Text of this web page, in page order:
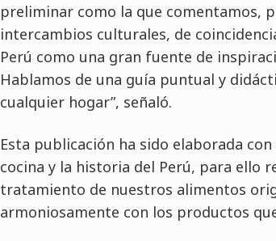
preliminar como la que comentamos,
intercambios culturales, de
Perú como una gran fuente de
Hablamos de una guía puntual y
cualquier hogar”, señaló.
Esta publicación ha sido elaborada
cocina y la historia del Perú, para ello
tratamiento de nuestros alimentos
armoniosamente con los productos